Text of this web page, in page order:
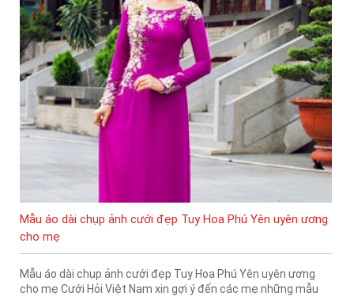
Mẫu áo dài chụp ảnh cưới đẹp Tuy Hoa Phú Yên uyên ương
cho mẹ
Mẫu áo dài chụp ảnh cưới đẹp Tuy Hoa Phú Yên uyên ương
cho mẹ Cưới Hỏi Việt Nam xin gợi ý đến các mẹ những mẫu